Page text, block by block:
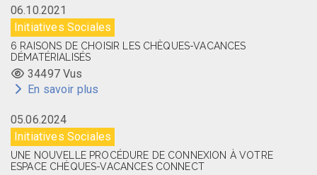
06.10.2021
Initiatives Sociales
6 RAISONS DE CHOISIR LES CHÈQUES-VACANCES
DÉMATÉRIALISÉS
34497 Vus
En savoir plus
05.06.2024
Initiatives Sociales
UNE NOUVELLE PROCÉDURE DE CONNEXION À VOTRE
ESPACE CHÈQUES-VACANCES CONNECT